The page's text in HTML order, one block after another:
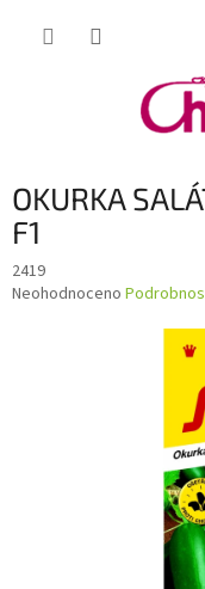
OKURKA
F1
2419
Průměrné
Neohodnoceno